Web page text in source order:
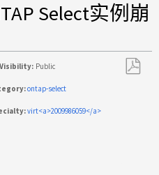
Select实例崩
Visibility: Public
ontap-select
virt<a>2009986059</a>